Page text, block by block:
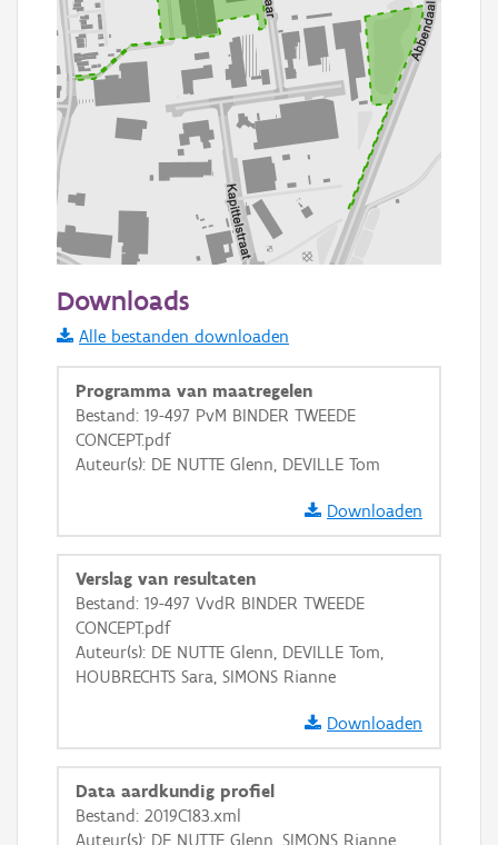
Informatie Vlaanderen
i
+
Basis Lagen
OSM-Basiskaart
GRB-Basiskaart in grijswaarden
Downloads
Alle bestanden downloaden
Programma van maatregelen
Bestand: 19-497 PvM BINDER TWEEDE
CONCEPT.pdf
Auteur(s): DE NUTTE Glenn, DEVILLE Tom
Downloaden
Verslag van resultaten
Bestand: 19-497 VvdR BINDER TWEEDE
CONCEPT.pdf
Auteur(s): DE NUTTE Glenn, DEVILLE Tom,
HOUBRECHTS Sara, SIMONS Rianne
Downloaden
Data aardkundig profiel
Bestand: 2019C183.xml
Auteur(s): DE NUTTE Glenn, SIMONS Rianne